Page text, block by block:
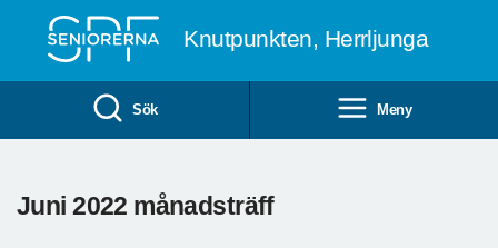
Knutpunkten, Herrljunga
Sök Meny
Juni 2022 månadsträff